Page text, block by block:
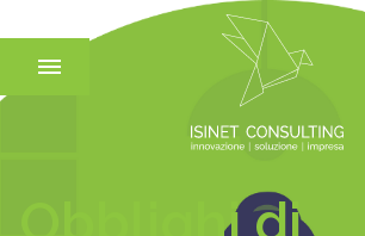
Obblighi di